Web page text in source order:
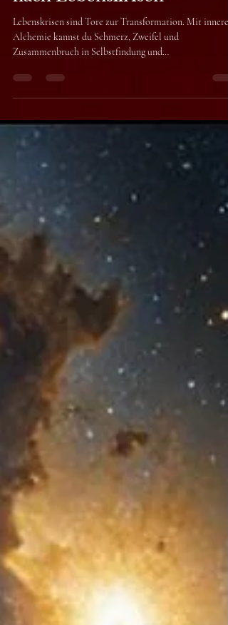
nach Lebenskrisen
Lebenskrisen sind Tore zur Transformation. Mit innerer
Alchemie kannst du Schmerz, Zweifel und
Persönlichkeitsentwicklung verwandeln – und so ein
neues, authentisches Leben erschaffen.